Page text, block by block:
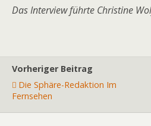
Das Interview führte Christine
Vorheriger Beitrag
Die Sphäre-Redaktion Im
Fernsehen